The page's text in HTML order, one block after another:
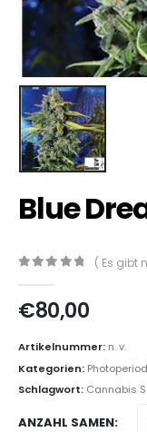
Blue
( Es gibt
€80,00
Artikelnummer: n. v.
Kategorien:
Schlagwort: Cannabis
ANZAHL SAMEN